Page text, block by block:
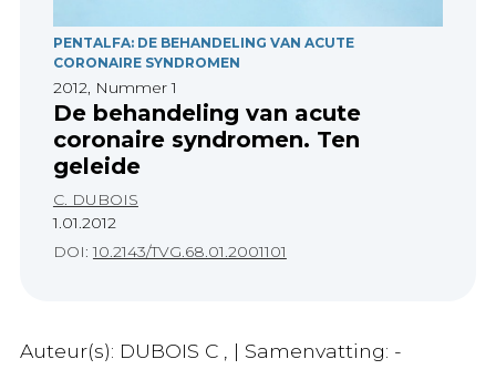
PENTALFA: DE BEHANDELING VAN ACUTE
CORONAIRE SYNDROMEN
2012, Nummer 1
De behandeling van acute
coronaire syndromen. Ten
geleide
C. DUBOIS
1.01.2012
DOI:10.2143/TVG.68.01.2001101
Auteur(s): DUBOIS C , | Samenvatting: -